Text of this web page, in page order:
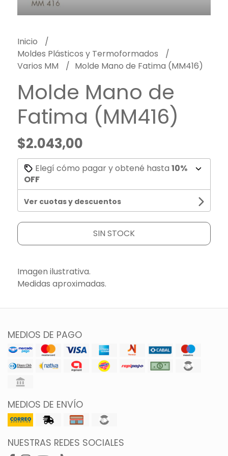
Inicio
Moldes Plásticos y Termoformados
Varios MM
Molde Mano de Fatima (MM416)
Molde Mano de
Fatima (MM416)
$2.043,00
Elegí cómo pagar y obtené hasta 10%
OFF
Ver cuotas y descuentos
SIN STOCK
Imagen ilustrativa.
Medidas aproximadas.
MEDIOS DE PAGO
MEDIOS DE ENVÍO
NUESTRAS REDES SOCIALES